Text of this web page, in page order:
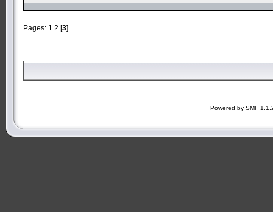
Pages: 1 2 [3]
Powered by SMF